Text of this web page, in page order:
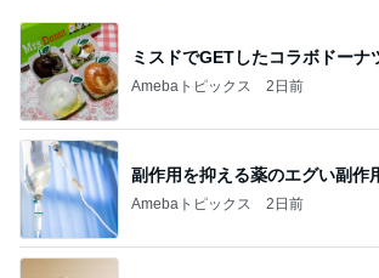
ミスドでGETしたコラボドーナ
Amebaトピックス 2日前
副作用を抑える薬のエグい副作
Amebaトピックス 2日前